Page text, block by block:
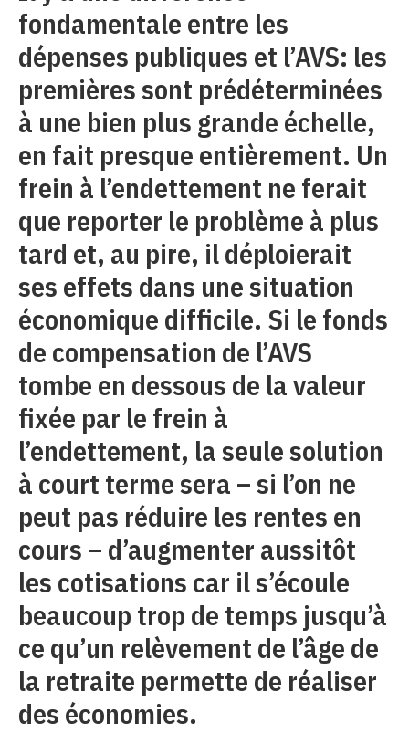
fondamentale entre les
dépenses publiques et l’AVS: les
premières sont prédéterminées
à une bien plus grande échelle,
en fait presque entièrement. Un
frein à l’endettement ne ferait
que reporter le problème à plus
tard et, au pire, il déploierait
ses effets dans une situation
économique difficile. Si le fonds
de compensation de l’AVS
tombe en dessous de la valeur
fixée par le frein à
l’endettement, la seule solution
à court terme sera – si l’on ne
peut pas réduire les rentes en
cours – d’augmenter aussitôt
les cotisations car il s’écoule
beaucoup trop de temps jusqu’à
ce qu’un relèvement de l’âge de
la retraite permette de réaliser
des économies.